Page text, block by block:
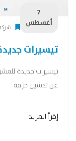
7
أغسطس
تيسيرات
تيسيرات جديدة
عن تدشين حزمة
إقرأ المزيد